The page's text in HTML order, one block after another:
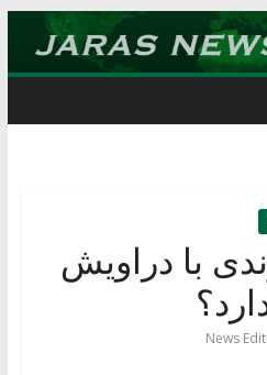
با دراویش
News